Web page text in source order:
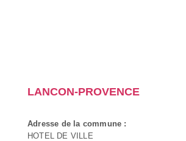
LANCON-PROVENCE
Adresse de la commune :
HOTEL DE VILLE